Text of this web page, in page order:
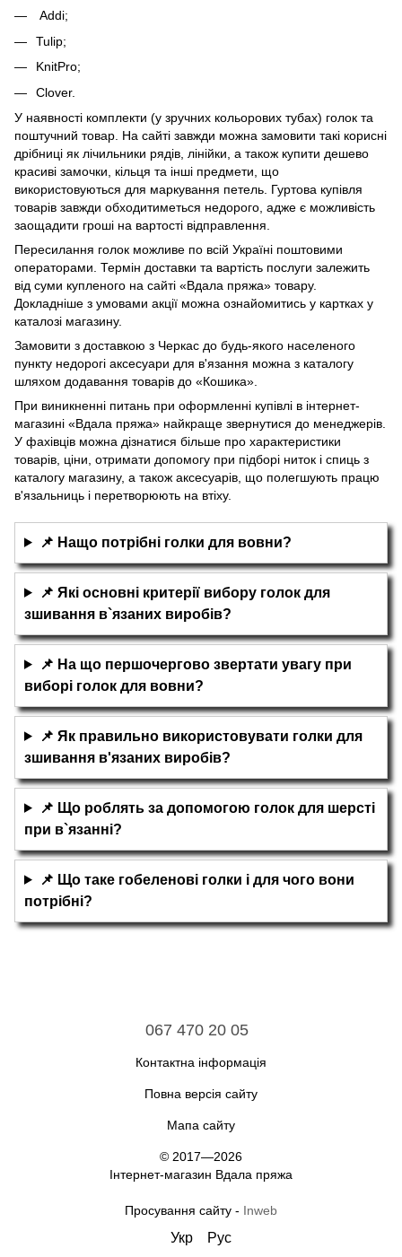
Addi;
Tulip;
KnitPro;
Clover.
У наявності комплекти (у зручних кольорових тубах) голок та
поштучний товар. На сайті завжди можна замовити такі корисні
дрібниці як лічильники рядів, лінійки, а також купити дешево
красиві замочки, кільця та інші предмети, що
використовуються для маркування петель. Гуртова купівля
товарів завжди обходитиметься недорого, адже є можливість
заощадити гроші на вартості відправлення.
Пересилання голок можливе по всій Україні поштовими
операторами. Термін доставки та вартість послуги залежить
від суми купленого на сайті «Вдала пряжа» товару.
Докладніше з умовами акції можна ознайомитись у картках у
каталозі магазину.
Замовити з доставкою з Черкас до будь-якого населеного
пункту недорогі аксесуари для в'язання можна з каталогу
шляхом додавання товарів до «Кошика».
При виникненні питань при оформленні купівлі в інтернет-
магазині «Вдала пряжа» найкраще звернутися до менеджерів.
У фахівців можна дізнатися більше про характеристики
товарів, ціни, отримати допомогу при підборі ниток і спиць з
каталогу магазину, а також аксесуарів, що полегшують працю
в'язальниць і перетворюють на втіху.
📌 Нащо потрібні голки для вовни?
📌 Які основні критерії вибору голок для
зшивання в`язаних виробів?
📌 На що першочергово звертати увагу при
виборі голок для вовни?
📌 Як правильно використовувати голки для
зшивання в'язаних виробів?
📌 Що роблять за допомогою голок для шерсті
при в`язанні?
📌 Що таке гобеленові голки і для чого вони
потрібні?
067 470 20 05
Контактна інформація
Повна версія сайту
Мапа сайту
© 2017—2026
Інтернет-магазин Вдала пряжа
Просування сайту - Inweb
Укр Рус